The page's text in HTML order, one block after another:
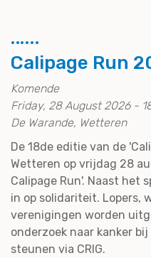
Calipage Run
Komende
Friday, 28 August 2026 -
De Warande, Wetteren
De 18de editie van de
Wetteren op vrijdag 28
Calipage Run'. Naast het
in op solidariteit. Lopers,
verenigingen worden
onderzoek naar kanker
steunen via CRIG.